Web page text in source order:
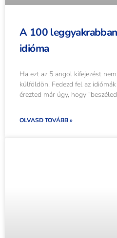
A 100
idióma
Ha ezt az 5 angol kifejezést
külföldön! Fedezd fel az
érezted már úgy, hogy
OLVASD TOVÁBB »